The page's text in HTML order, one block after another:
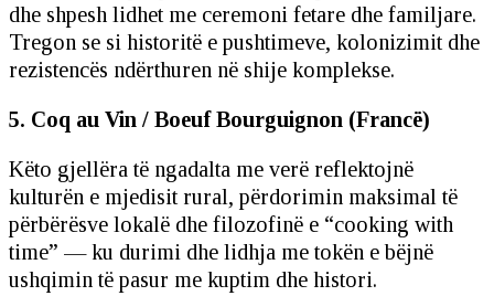
dhe shpesh lidhet me ceremoni fetare dhe familjare.
Tregon se si historitë e pushtimeve, kolonizimit dhe
rezistencës ndërthuren në shije komplekse.
5. Coq au Vin / Boeuf Bourguignon (Francë)
Këto gjellëra të ngadalta me verë reflektojnë
kulturën e mjedisit rural, përdorimin maksimal të
përbërësve lokalë dhe filozofinë e “cooking with
time” — ku durimi dhe lidhja me tokën e bëjnë
ushqimin të pasur me kuptim dhe histori.